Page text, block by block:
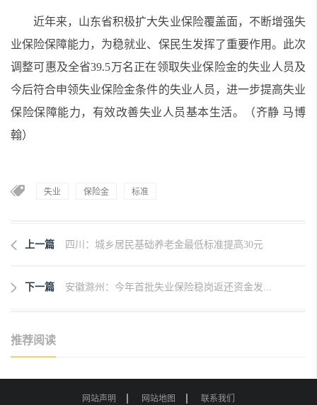
近年来，山东省积极扩大失业保险覆盖面，不断增强失
业保险保障能力，为稳就业、保民生发挥了重要作用。此次
调整可惠及全省39.5万名正在领取失业保险金的失业人员及
今后符合申领失业保险金条件的失业人员，进一步提高失业
保险保障能力，有效改善失业人员基本生活。（齐静 马博
翰）
失业 保险金 标准
上一篇 四川：城乡居民基础养老金最低标准提高30元
下一篇 安徽滁州：今年首批失业保险稳岗返还资金发...
推荐阅读
网站声明 网站地图 联系我们